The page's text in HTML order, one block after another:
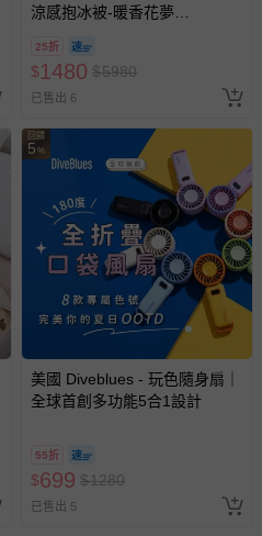
涼感抱冰被-暖香花夢
25折
$1480 $5980
已售出 6
回饋
5 %
美國 Diveblues - 玩色隨身扇｜
全球首創多功能5合1設計
55折
$699 $1280
已售出 5